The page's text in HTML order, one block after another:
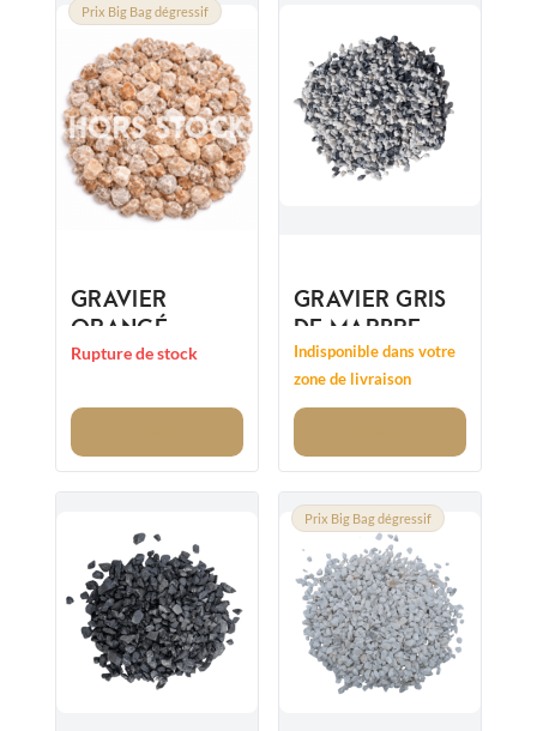
Prix Big Bag dégressif
GRAVIER
ORANGÉ
VALENCIA
Rupture de stock
GRAVIER GRIS
DE MARBRE
CONCASSÉ
NEVADA
8/12MM
Indisponible dans votre
zone de livraison
Prix Big Bag dégressif